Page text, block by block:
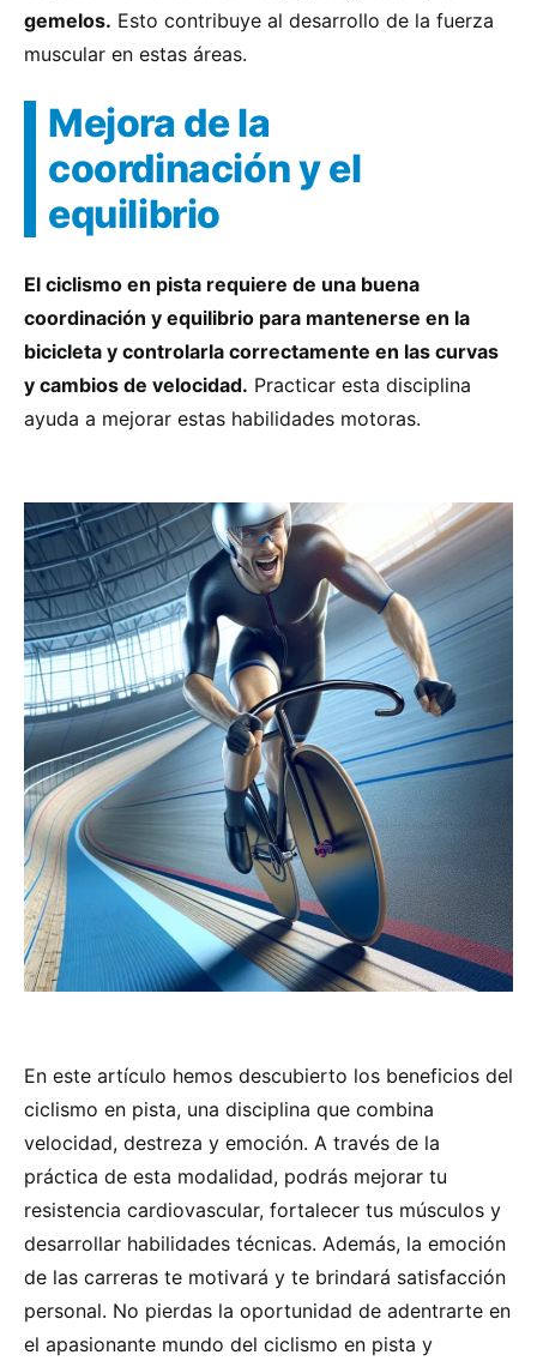
gemelos. Esto contribuye al desarrollo de la fuerza
muscular en estas áreas.
Mejora de la
coordinación y el
equilibrio
El ciclismo en pista requiere de una buena
coordinación y equilibrio para mantenerse en la
bicicleta y controlarla correctamente en las curvas
y cambios de velocidad. Practicar esta disciplina
ayuda a mejorar estas habilidades motoras.
En este artículo hemos descubierto los beneficios del
ciclismo en pista, una disciplina que combina
velocidad, destreza y emoción. A través de la
práctica de esta modalidad, podrás mejorar tu
resistencia cardiovascular, fortalecer tus músculos y
desarrollar habilidades técnicas. Además, la emoción
de las carreras te motivará y te brindará satisfacción
personal. No pierdas la oportunidad de adentrarte en
el apasionante mundo del ciclismo en pista y